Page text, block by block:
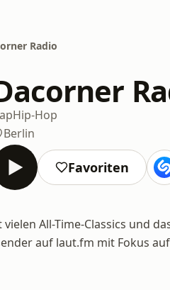
Radio
Hip-Hop
Berlin
Favoriten
All-Time-Classics und
auf laut.fm mit Fokus